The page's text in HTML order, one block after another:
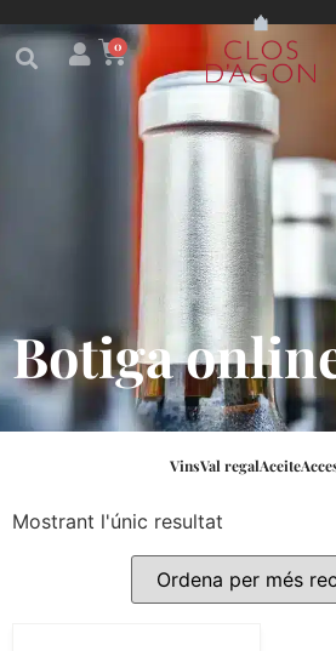
0
Botiga
VinsVal regalAceite
Mostrant l'únic resultat